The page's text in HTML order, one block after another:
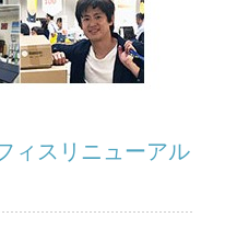
ィスリニューアル